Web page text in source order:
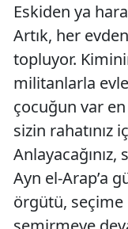
Eskiden ya
Artık, her
topluyor.
militanlarla
çocuğun var
sizin rahatınız
Ayn el-Arap’a
örgütü, seçime